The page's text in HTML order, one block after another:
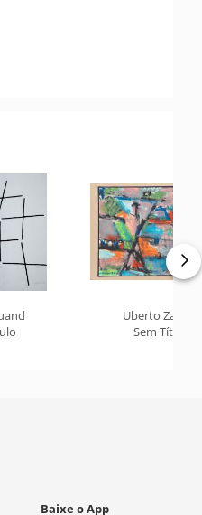
Uberto Zamith
Sem Título
Baixe o App